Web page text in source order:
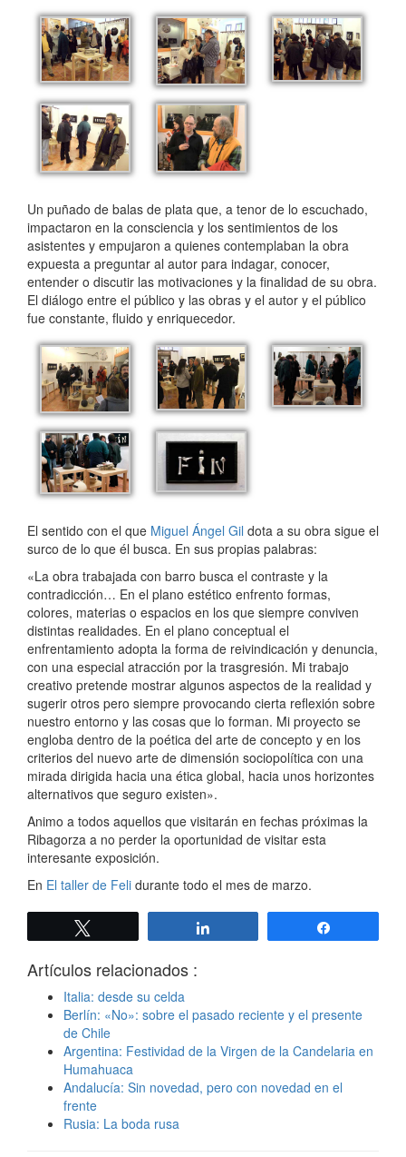
Un puñado de balas de plata que, a tenor de lo escuchado,
impactaron en la consciencia y los sentimientos de los
asistentes y empujaron a quienes contemplaban la obra
expuesta a preguntar al autor para indagar, conocer,
entender o discutir las motivaciones y la finalidad de su obra.
El diálogo entre el público y las obras y el autor y el público
fue constante, fluido y enriquecedor.
El sentido con el que Miguel Ángel Gil dota a su obra sigue el
surco de lo que él busca. En sus propias palabras:
«La obra trabajada con barro busca el contraste y la
contradicción… En el plano estético enfrento formas,
colores, materias o espacios en los que siempre conviven
distintas realidades. En el plano conceptual el
enfrentamiento adopta la forma de reivindicación y denuncia,
con una especial atracción por la trasgresión. Mi trabajo
creativo pretende mostrar algunos aspectos de la realidad y
sugerir otros pero siempre provocando cierta reflexión sobre
nuestro entorno y las cosas que lo forman. Mi proyecto se
engloba dentro de la poética del arte de concepto y en los
criterios del nuevo arte de dimensión sociopolítica con una
mirada dirigida hacia una ética global, hacia unos horizontes
alternativos que seguro existen».
Animo a todos aquellos que visitarán en fechas próximas la
Ribagorza a no perder la oportunidad de visitar esta
interesante exposición.
En El taller de Feli durante todo el mes de marzo.
Artículos relacionados :
Italia: desde su celda
Berlín: «No»: sobre el pasado reciente y el presente
de Chile
Argentina: Festividad de la Virgen de la Candelaria en
Humahuaca
Andalucía: Sin novedad, pero con novedad en el
frente
Rusia: La boda rusa